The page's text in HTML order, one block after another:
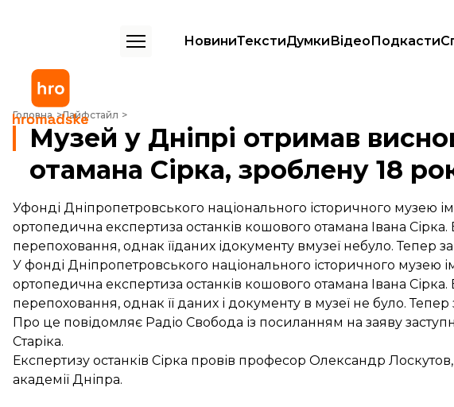
НовиниТекстиДумкиВідеоПодкасти
Головна Лайфстайл
Музей у Дніпрі отримав висновки експертизи останків отамана Сірка, зроблену 18 років
Музей у Дніпрі отримав
отамана Сірка, зроблену 18
Уфонді Дніпропетровського національного історичного музею
ортопедична експертиза останків кошового отамана Івана
перепоховання, однак їїданих ідокументу вмузеї небуло. Тепер
У фонді Дніпропетровського національного історичного
ортопедична експертиза останків кошового отамана Івана
перепоховання, однак її даних і документу в музеї не було.
Про це повідомляє Радіо Свобода із посиланням на заяву
Старіка.
Експертизу останків Сірка провів професор Олександр
академії Дніпра.